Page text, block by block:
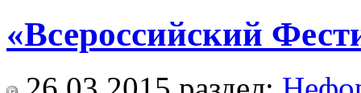
«Всероссийский